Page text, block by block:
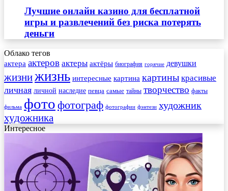
Лучшие онлайн казино для бесплатной
игры и развлечений без риска потерять
деньги
Облако тегов
актера актеров актеры актёры биография горячие девушки
жизнижизнь интересные картина картины красивые
личная личной наследие певца самые тайны творчество факты
фильма фото фотограф фотографии фэнтези художник
художника
Интересное